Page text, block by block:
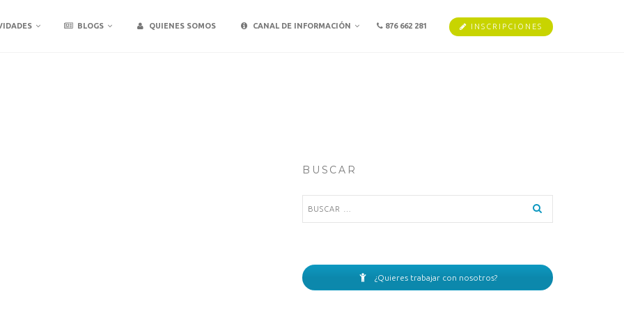
BLOGS QUIENES SOMOS CANAL DE INFORMACIÓN 876 662 281 INSCRIPCIONES
BUSCAR
¿Quieres trabajar con nosotros?